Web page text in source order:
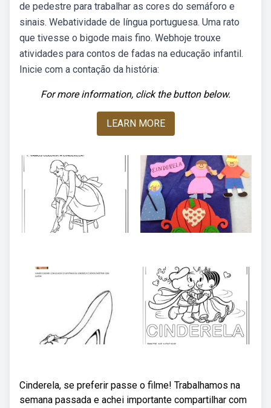
de pedestre para trabalhar as cores do semáforo e
sinais. Webatividade de língua portuguesa. Uma rato
que tivesse o bigode mais fino. Webhoje trouxe
atividades para contos de fadas na educação infantil.
Inicie com a contação da história:
For more information, click the button below.
LEARN MORE
Cinderela, se preferir passe o filme! Trabalhamos na
semana passada e achei importante compartilhar com